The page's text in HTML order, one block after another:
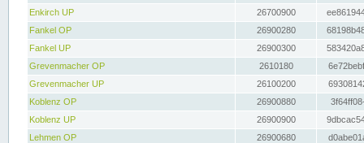
Enkirch UP
26700900
Fankel OP
26900280
Fankel UP
26900300
Grevenmacher OP
2610180
Grevenmacher UP
26100200
Koblenz OP
26900880
Koblenz UP
26900900
Lehmen OP
26900680